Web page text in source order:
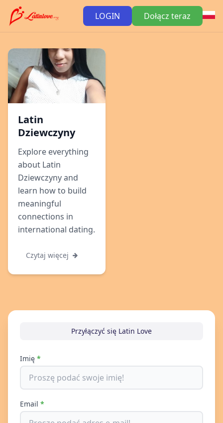
LOGIN Dołącz teraz
Latin
Dziewczyny
Explore everything
about Latin
Dziewczyny and
learn how to build
meaningful
connections in
international dating.
Czytaj więcej
Przyłączyć się Latin Love
Imię *
Email *